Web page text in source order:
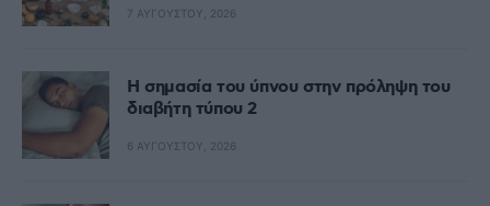
7 ΑΥΓΟΎΣΤΟΥ, 2026
Η σημασία του ύπνου στην πρόληψη του
διαβήτη τύπου 2
6 ΑΥΓΟΎΣΤΟΥ, 2026